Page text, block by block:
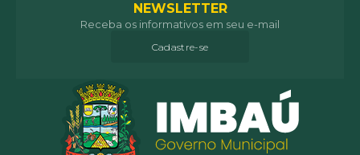
NEWSLETTER
Receba os informativos em seu e-mail
Cadastre-se